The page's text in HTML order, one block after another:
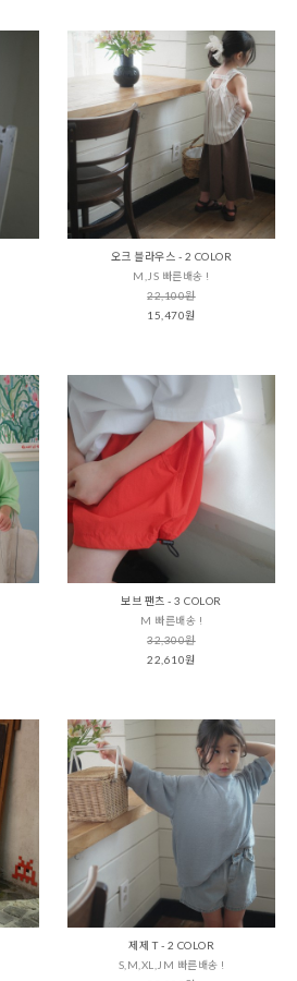
오크 블라우스 - 2 COLOR
M,JS 빠른배송 !
22,100원
15,470원
보브 팬츠 - 3 COLOR
M 빠른배송 !
32,300원
22,610원
제제 T - 2 COLOR
S,M,XL,JM 빠른배송 !